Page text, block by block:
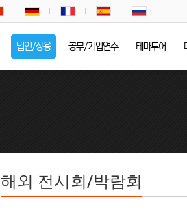
법인/상용 공무/기업연수 테마투어
해외 전시회/박람회